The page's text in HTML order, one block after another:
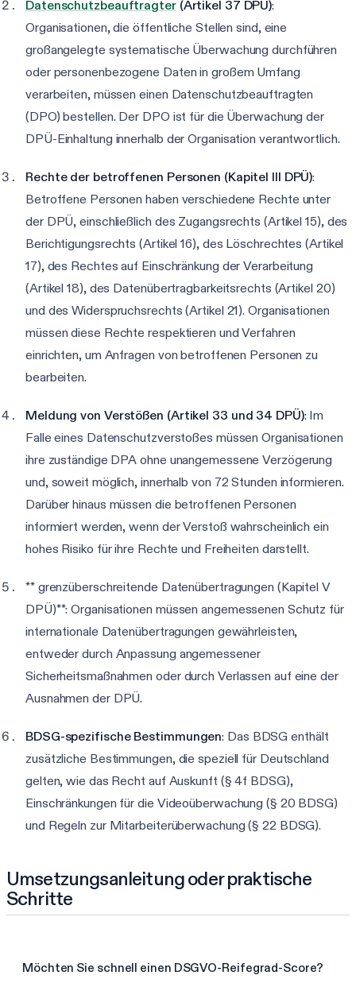
Datenschutzbeauftragter(Artikel 37 DPÜ):
Organisationen, die öffentliche Stellen sind, eine
großangelegte systematische Überwachung durchführen
oder personenbezogene Daten in großem Umfang
verarbeiten, müssen einen Datenschutzbeauftragten
(DPO) bestellen. Der DPO ist für die Überwachung der
DPÜ-Einhaltung innerhalb der Organisation verantwortlich.
Rechte der betroffenen Personen (Kapitel III DPÜ):
Betroffene Personen haben verschiedene Rechte unter
der DPÜ, einschließlich des Zugangsrechts (Artikel 15), des
Berichtigungsrechts (Artikel 16), des Löschrechtes (Artikel
17), des Rechtes auf Einschränkung der Verarbeitung
(Artikel 18), des Datenübertragbarkeitsrechts (Artikel 20)
und des Widerspruchsrechts (Artikel 21). Organisationen
müssen diese Rechte respektieren und Verfahren
einrichten, um Anfragen von betroffenen Personen zu
bearbeiten.
Meldung von Verstößen (Artikel 33 und 34 DPÜ): Im
Falle eines Datenschutzverstoßes müssen Organisationen
ihre zuständige DPA ohne unangemessene Verzögerung
und, soweit möglich, innerhalb von 72 Stunden informieren.
Darüber hinaus müssen die betroffenen Personen
informiert werden, wenn der Verstoß wahrscheinlich ein
hohes Risiko für ihre Rechte und Freiheiten darstellt.
** grenzüberschreitende Datenübertragungen (Kapitel V
DPÜ)**: Organisationen müssen angemessenen Schutz für
internationale Datenübertragungen gewährleisten,
entweder durch Anpassung angemessener
Sicherheitsmaßnahmen oder durch Verlassen auf eine der
Ausnahmen der DPÜ.
BDSG-spezifische Bestimmungen: Das BDSG enthält
zusätzliche Bestimmungen, die speziell für Deutschland
gelten, wie das Recht auf Auskunft (§ 4f BDSG),
Einschränkungen für die Videoüberwachung (§ 20 BDSG)
und Regeln zur Mitarbeiterüberwachung (§ 22 BDSG).
Umsetzungsanleitung oder praktische
Schritte
Möchten Sie schnell einen DSGVO-Reifegrad-Score?